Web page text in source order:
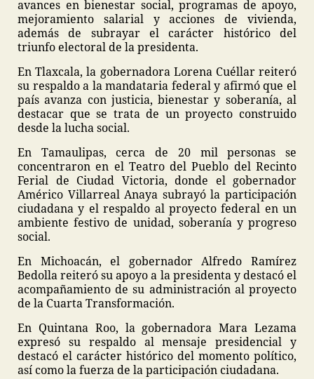
avances en bienestar social, programas de apoyo,
mejoramiento salarial y acciones de vivienda,
además de subrayar el carácter histórico del
triunfo electoral de la presidenta.
En Tlaxcala, la gobernadora Lorena Cuéllar reiteró
su respaldo a la mandataria federal y afirmó que el
país avanza con justicia, bienestar y soberanía, al
destacar que se trata de un proyecto construido
desde la lucha social.
En Tamaulipas, cerca de 20 mil personas se
concentraron en el Teatro del Pueblo del Recinto
Ferial de Ciudad Victoria, donde el gobernador
Américo Villarreal Anaya subrayó la participación
ciudadana y el respaldo al proyecto federal en un
ambiente festivo de unidad, soberanía y progreso
social.
En Michoacán, el gobernador Alfredo Ramírez
Bedolla reiteró su apoyo a la presidenta y destacó el
acompañamiento de su administración al proyecto
de la Cuarta Transformación.
En Quintana Roo, la gobernadora Mara Lezama
expresó su respaldo al mensaje presidencial y
destacó el carácter histórico del momento político,
así como la fuerza de la participación ciudadana.